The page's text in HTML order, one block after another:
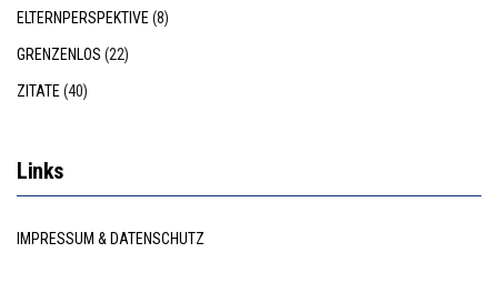
ELTERNPERSPEKTIVE (8)
GRENZENLOS (22)
ZITATE (40)
Links
IMPRESSUM & DATENSCHUTZ